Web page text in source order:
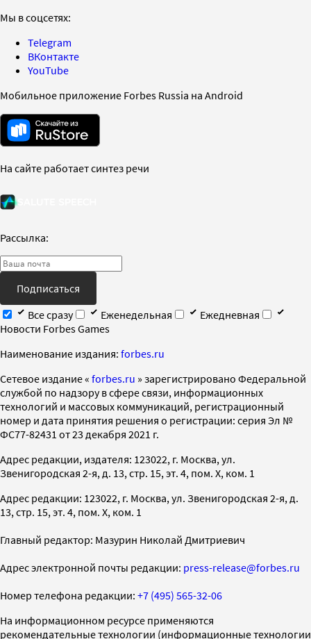
Мы в соцсетях:
Telegram
ВКонтакте
YouTube
Мобильное приложение Forbes Russia на Android
На сайте работает синтез речи
Рассылка:
Подписаться
Все сразу
Еженедельная
Ежедневная
Новости Forbes Games
Наименование издания: forbes.ru
Cетевое издание « forbes.ru » зарегистрировано Федеральной
службой по надзору в сфере связи, информационных
технологий и массовых коммуникаций, регистрационный
номер и дата принятия решения о регистрации: серия Эл №
ФС77-82431 от 23 декабря 2021 г.
Адрес редакции, издателя: 123022, г. Москва, ул.
Звенигородская 2-я, д. 13, стр. 15, эт. 4, пом. X, ком. 1
Адрес редакции: 123022, г. Москва, ул. Звенигородская 2-я, д.
13, стр. 15, эт. 4, пом. X, ком. 1
Главный редактор: Мазурин Николай Дмитриевич
Адрес электронной почты редакции: press-release@forbes.ru
Номер телефона редакции: +7 (495) 565-32-06
На информационном ресурсе применяются
рекомендательные технологии (информационные технологии